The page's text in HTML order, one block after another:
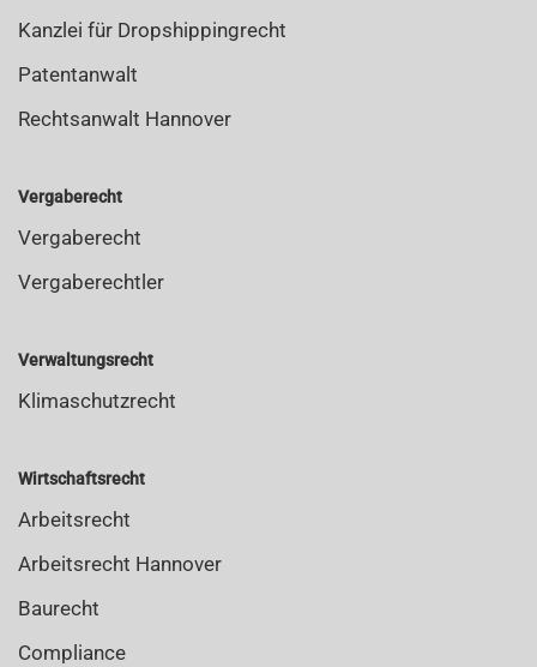
Kanzlei für Dropshippingrecht
Patentanwalt
Rechtsanwalt Hannover
Vergaberecht
Vergaberecht
Vergaberechtler
Verwaltungsrecht
Klimaschutzrecht
Wirtschaftsrecht
Arbeitsrecht
Arbeitsrecht Hannover
Baurecht
Compliance